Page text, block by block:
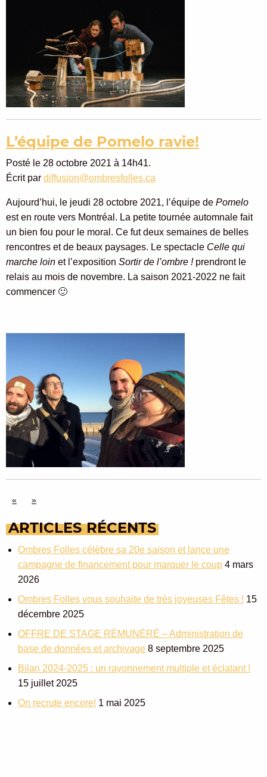
L’équipe de Pomelo ravie!
Posté le 28 octobre 2021 à 14h41.
Écrit par diffusion@ombresfolles.ca
Aujourd’hui, le jeudi 28 octobre 2021, l’équipe de Pomelo
est en route vers Montréal. La petite tournée automnale fait
un bien fou pour le moral. Ce fut deux semaines de belles
rencontres et de beaux paysages. Le spectacle Celle qui
marche loin et l’exposition Sortir de l’ombre ! prendront le
relais au mois de novembre. La saison 2021-2022 ne fait
commencer 🙂
« »
ARTICLES RÉCENTS
Ombres Folles célèbre sa 20e saison et lance une
campagne de financement pour marquer le coup 4 mars
2026
Ombres Folles vous souhaite de très joyeuses Fêtes ! 15
décembre 2025
OFFRE DE STAGE RÉMUNÉRÉ – Administration de
base de données et archivage 8 septembre 2025
Bilan 2024-2025 : un rayonnement multiple et éclatant !
15 juillet 2025
On recrute encore! 1 mai 2025